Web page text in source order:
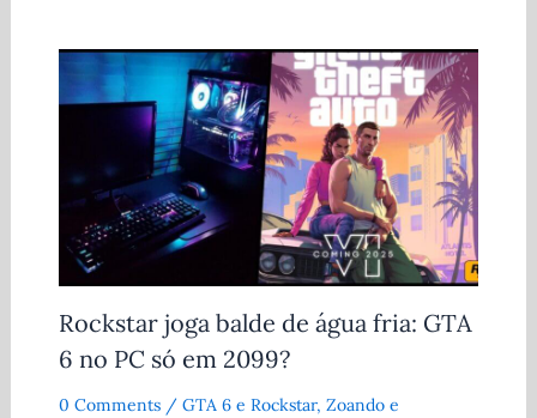
Rockstar joga balde de água fria: GTA
6 no PC só em 2099?
0 Comments / GTA 6 e Rockstar, Zoando e